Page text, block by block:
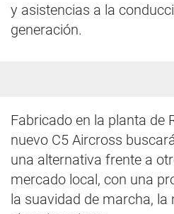
y asistencias a la
generación.
Fabricado en la planta de
nuevo C5 Aircross
una alternativa frente a
mercado local, con una
la suavidad de marcha,